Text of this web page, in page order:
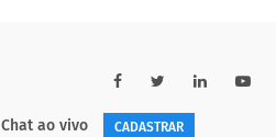
Chat ao vivo CADASTRAR